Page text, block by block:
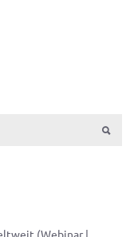
(Webinar |